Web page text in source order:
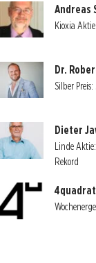
Andreas
Kioxia
Dr.
Silber
Dieter
Linde
Rekord
4quadrat